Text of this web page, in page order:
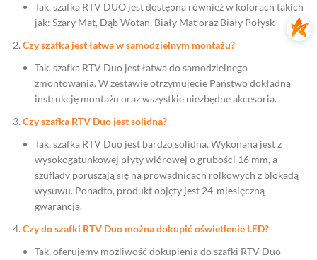
Tak, szafka RTV DUO jest dostępna również w kolorach takich
jak: Szary Mat, Dąb Wotan, Biały Mat oraz Biały Połysk
Czy szafka jest łatwa w samodzielnym montażu?
Tak, szafka RTV Duo jest łatwa do samodzielnego
zmontowania. W zestawie otrzymujecie Państwo dokładną
instrukcję montażu oraz wszystkie niezbędne akcesoria.
Czy szafka RTV Duo jest solidna?
Tak, szafka RTV Duo jest bardzo solidna. Wykonana jest z
wysokogatunkowej płyty wiórowej o grubości 16 mm, a
szuflady poruszają się na prowadnicach rolkowych z blokadą
wysuwu. Ponadto, produkt objęty jest 24-miesięczną
gwarancją.
Czy do szafki RTV Duo można dokupić oświetlenie LED?
Tak, oferujemy możliwość dokupienia do szafki RTV Duo